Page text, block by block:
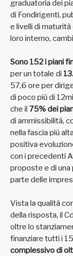
graduatoria dei
di Fondirigenti,
e livelli di
loro interno,
Sono 152 i piani
per un totale di
57,6 ore per
di poco più di
che il 75% dei
di ammissibilità,
nella fascia più
positiva
con i precedenti
proposte e di
parte delle
Vista la qualità
della risposta, il
oltre lo
finanziare tutti i
complessivo di